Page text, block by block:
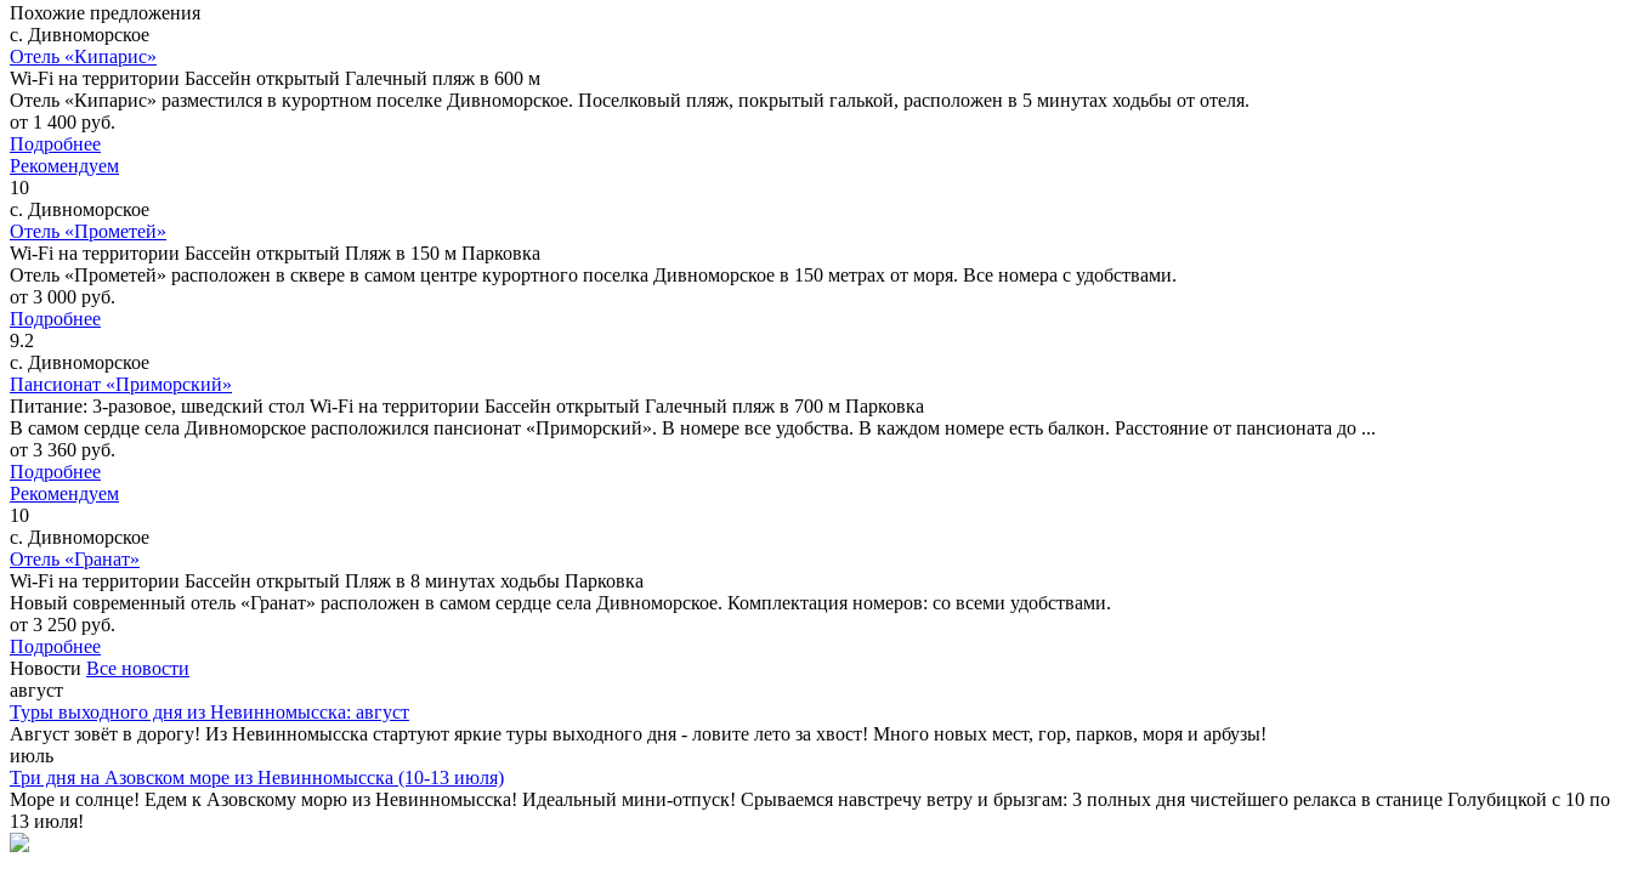
Похожие предложения
с. Дивноморское
Отель «Кипарис»
Wi-Fi на территории Бассейн открытый Галечный пляж в 600 м
Отель «Кипарис» разместился в курортном поселке Дивноморское. Поселковый пляж, покрытый галькой, расположен в 5 минутах ходьбы от отеля.
от 1 400 руб.
Подробнее
Рекомендуем
10
с. Дивноморское
Отель «Прометей»
Wi-Fi на территории Бассейн открытый Пляж в 150 м Парковка
Отель «Прометей» расположен в сквере в самом центре курортного поселка Дивноморское в 150 метрах от моря. Все номера с удобствами.
от 3 000 руб.
Подробнее
9.2
с. Дивноморское
Пансионат «Приморский»
Питание: 3-разовое, шведский стол Wi-Fi на территории Бассейн открытый Галечный пляж в 700 м Парковка
В самом сердце села Дивноморское расположился пансионат «Приморский». В номере все удобства. В каждом номере есть балкон. Расстояние от пансионата до ...
от 3 360 руб.
Подробнее
Рекомендуем
10
с. Дивноморское
Отель «Гранат»
Wi-Fi на территории Бассейн открытый Пляж в 8 минутах ходьбы Парковка
Новый современный отель «Гранат» расположен в самом сердце села Дивноморское. Комплектация номеров: со всеми удобствами.
от 3 250 руб.
Подробнее
Новости Все новости
август
Туры выходного дня из Невинномысска: август
Август зовёт в дорогу! Из Невинномысска стартуют яркие туры выходного дня - ловите лето за хвост! Много новых мест, гор, парков, моря и арбузы!
июль
Три дня на Азовском море из Невинномысска (10-13 июля)
Море и солнце! Едем к Азовскому морю из Невинномысска! Идеальный мини-отпуск! Срываемся навстречу ветру и брызгам: 3 полных дня чистейшего релакса в станице Голубицкой с 10 по
13 июля!